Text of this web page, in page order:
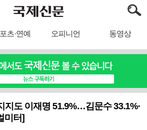
츠·연예 오피니언 동영상
지도 이재명 51.9%…김문수 33.1%·
미터]